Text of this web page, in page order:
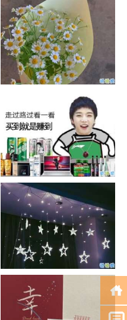
励志鸡汤
晒风景照的唯美说说配图 适合
发风景的朋友圈文案
抖音摆地摊文案 摆地摊的搞笑
说说带图片
很酷的霸气句子带图片 最新霸
气说说高冷范